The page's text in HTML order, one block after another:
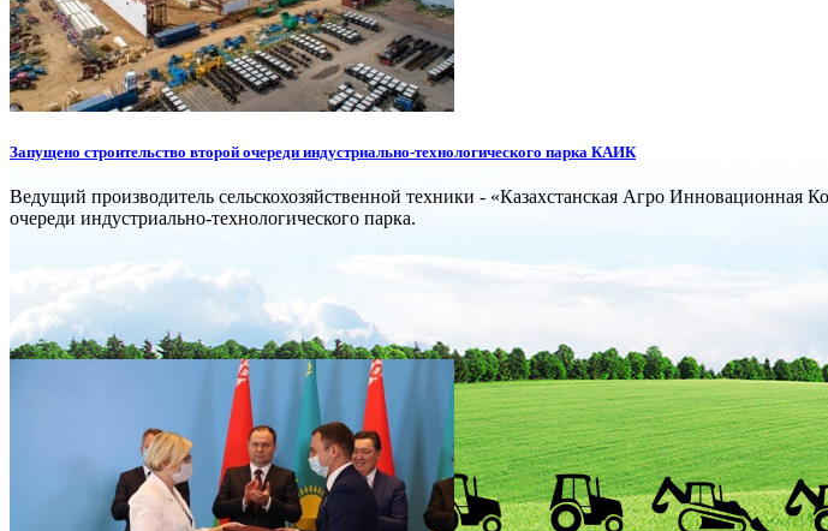
Запущено строительство второй очереди индустриально-технологического парка КАИК
Ведущий производитель сельскохозяйственной техники - «Казахстанская Агро
очереди индустриально-технологического парка.